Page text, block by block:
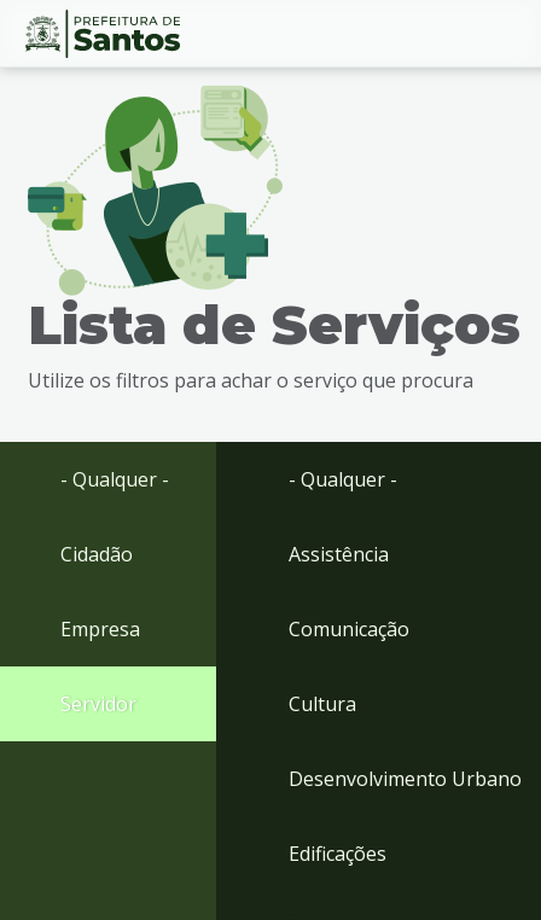
Ir
busca
Ir
Conteúdo
Lista de Serviços
Utilize os filtros para achar o serviço que procura
- Qualquer -
Cidadão
Empresa
Servidor
- Qualquer -
Assistência
Comunicação
Cultura
Desenvolvimento Urbano
Edificações